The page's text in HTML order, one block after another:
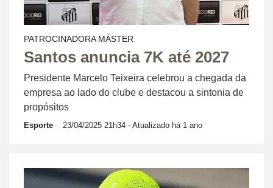
PATROCINADORA MÁSTER
Santos anuncia 7K até 2027
Presidente Marcelo Teixeira celebrou a chegada da
empresa ao lado do clube e destacou a sintonia de
propósitos
Esporte 23/04/2025 21h34 - Atualizado há 1 ano